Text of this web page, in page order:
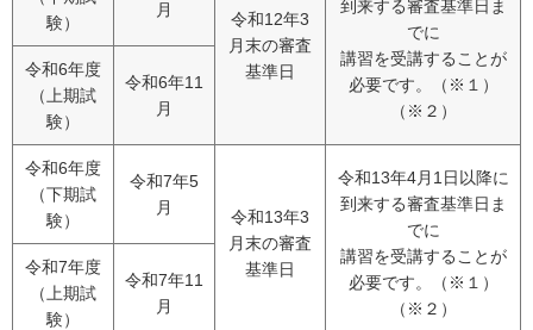
験）
月
令和12年3
月末の審査
基準日
到来する審査基準日ま
でに
講習を受講することが
必要です。（※１）
（※２）
令和6年度
（上期試
験）
令和6年11
月
令和6年度
（下期試
験）
令和7年5
月
令和13年3
月末の審査
基準日
令和13年4月1日以降に
到来する審査基準日ま
でに
講習を受講することが
必要です。（※１）
（※２）
令和7年度
（上期試
験）
令和7年11
月